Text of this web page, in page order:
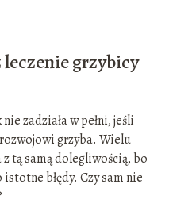
leczenie grzybicy
zadziała w pełni, jeśli
grzyba. Wielu
tą samą dolegliwością, bo
błędy. Czy sam nie